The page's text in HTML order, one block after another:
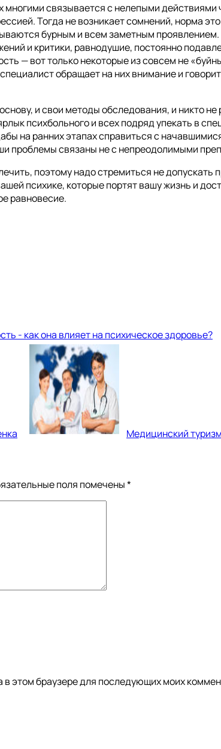
многими связывается с нелепыми действиями
Тогда не возникает сомнений, норма
бурным и всем заметным
и критики, равнодушие, постоянно
— вот только некоторые из совсем не
обращает на них внимание и
и свои методы обследования, и никто
психбольного и всех подряд упекать в
на ранних этапах справиться с
проблемы связаны не с непреодолимыми
поэтому надо стремиться не
психике, которые портят вашу жизнь и
равновесие.
- как она влияет на психическое здоровье?
Медицинский
поля помечены*
этом браузере для последующих моих